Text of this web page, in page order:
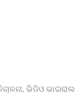
ଭିଡିଓ ଭାଇରାଲ